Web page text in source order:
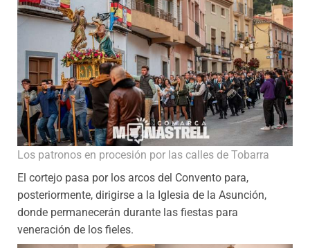
Los patronos en procesión por las calles de Tobarra
El cortejo pasa por los arcos del Convento para,
posteriormente, dirigirse a la Iglesia de la Asunción,
donde permanecerán durante las fiestas para
veneración de los fieles.